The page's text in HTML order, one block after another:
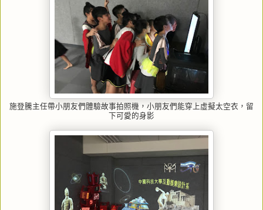
施登騰主任帶小朋友們體驗故事拍照機，小朋友們能穿上虛擬太空衣，留
下可愛的身影